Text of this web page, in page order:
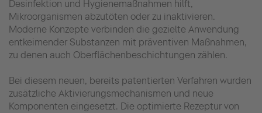
Desinfektion und Hygienemaßnahmen hilft,
Mikroorganismen abzutöten oder zu inaktivieren.
Moderne Konzepte verbinden die gezielte Anwendung
entkeimender Substanzen mit präventiven Maßnahmen,
zu denen auch Oberflächenbeschichtungen zählen.
Bei diesem neuen, bereits patentierten Verfahren wurden
zusätzliche Aktivierungsmechanismen und neue
Komponenten eingesetzt. Die optimierte Rezeptur von